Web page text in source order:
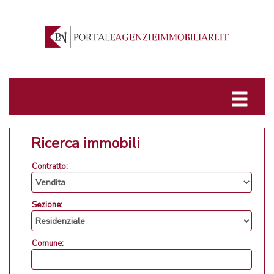
Ricerca immobili
Contratto:
Sezione:
Comune: